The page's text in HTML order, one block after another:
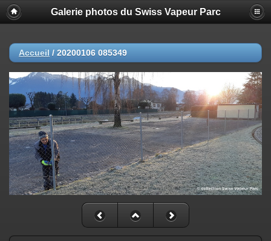
Galerie photos du Swiss Vapeur Parc
Accueil / 20200106 085349